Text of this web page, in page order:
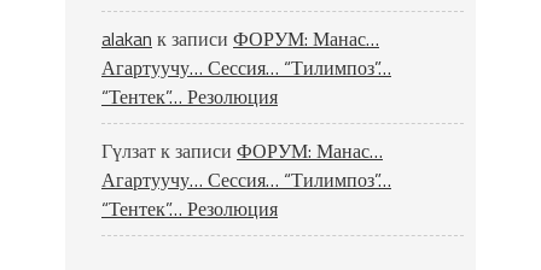
alakan к записи ФОРУМ: Манас…
Агартуучу… Сессия… “Тилимпоз”…
“Тентек”… Резолюция
Гүлзатк записи ФОРУМ: Манас…
Агартуучу… Сессия… “Тилимпоз”…
“Тентек”… Резолюция